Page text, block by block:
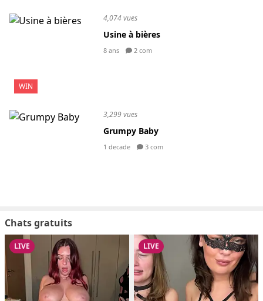
WIN
4,074 vues
Usine à bières
8 ans 2 com
3,299 vues
Grumpy Baby
1 decade 3 com
Chats gratuits